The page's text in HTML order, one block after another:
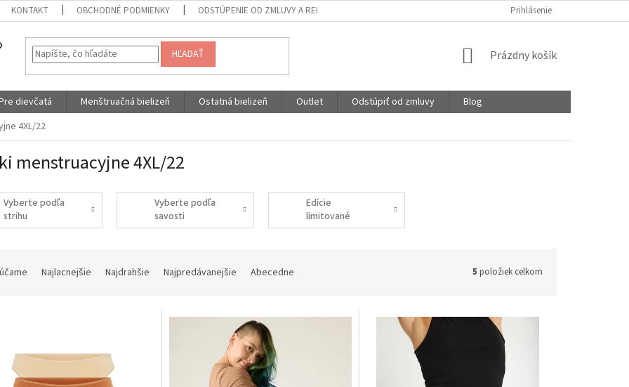
KONTAKT OBCHODNÉ PODMIENKY ODSTÚPENIE OD ZMLUVY A REKLAMÁCIE STUPNICA SAVOSTI
Prihlásenie
HĽADAŤ
NÁKUPNÝ
Prázdny košík
dievčatá Menštruačná bielizeň Ostatná bielizeň Outlet Odstúpiť od zmluvy
Blog
4XL/22
menstruacyjne 4XL/22
Vyberte podľa
strihu
Vyberte podľa
savosti
Edície
limitované
Najlacnejšie Najdrahšie Najpredávanejšie Abecedne 5 položiek celkom